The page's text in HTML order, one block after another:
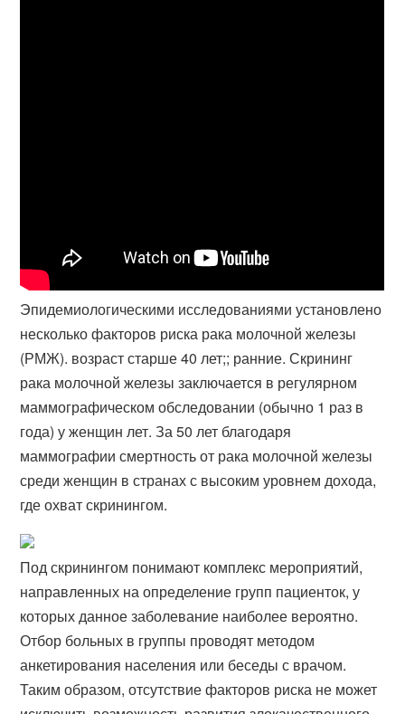
Эпидемиологическими исследованиями установлено
несколько факторов риска рака молочной железы
(РМЖ). возраст старше 40 лет;; ранние. Скрининг
рака молочной железы заключается в регулярном
маммографическом обследовании (обычно 1 раз в
года) у женщин лет. За 50 лет благодаря
маммографии смертность от рака молочной железы
среди женщин в странах с высоким уровнем дохода,
где охват скринингом.
Под скринингом понимают комплекс мероприятий,
направленных на определение групп пациенток, у
которых данное заболевание наиболее вероятно.
Отбор больных в группы проводят методом
анкетирования населения или беседы с врачом.
Таким образом, отсутствие факторов риска не может